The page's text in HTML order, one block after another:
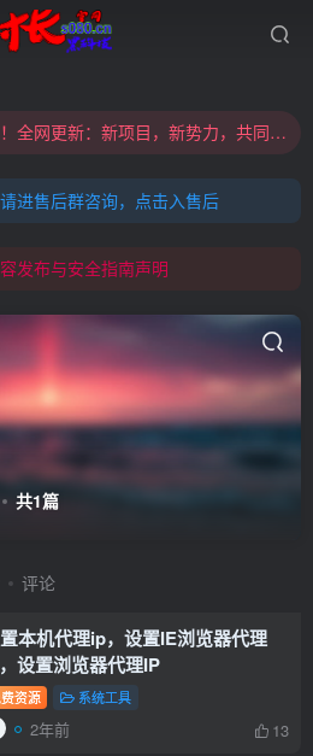
村长黑科技欢迎您！！！全网更新：新项目，新势力，共同发展
村长黑科技欢迎您！！！全网更新：新项目，新势力，共同发展
进售后群咨询，点击入售后
发布与安全指南声明
共1篇
评论
本机代理ip，设置IE浏览器代理
设置浏览器代理IP
资源 系统工具
2年前 13